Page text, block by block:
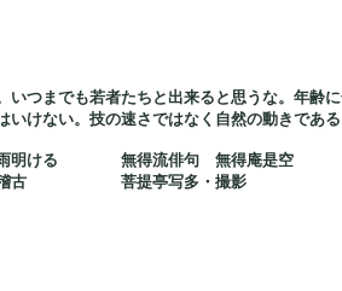
いつまでも若者たちと出来ると思うな。年齢
けない。技の速さではなく自然の動きである
雨明ける 無得流俳句 無得庵是空
り稽古 菩提亭写多・撮影